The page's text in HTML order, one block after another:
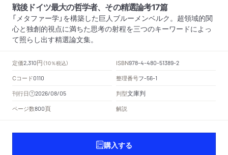
戦後ドイツ最大の哲学者、その精選論考17篇
「メタファー学」を構築した巨人ブルーメンベルク。超領域的関
心と独創的視点に満ちた思考の射程を三つのキーワードによっ
て照らし出す精選論文集。
定価2,310円 （10％税込） ISBN978-4-480-51389-2
Cコード0110 整理番号フ-56-1
刊行日 2026/08/05 判型文庫判
ページ数800頁 解説
購入する